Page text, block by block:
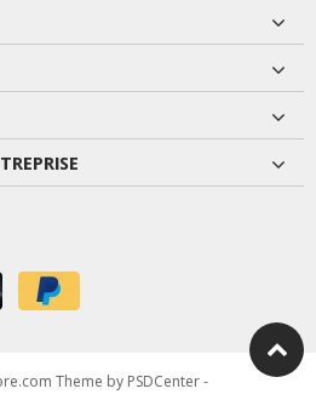
Theme by PSDCenter-